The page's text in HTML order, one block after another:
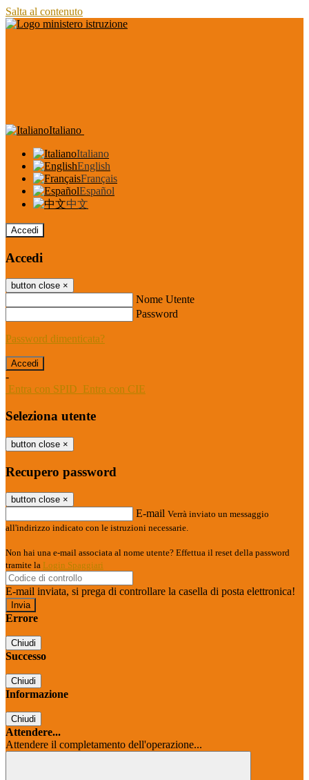
Salta al contenuto
Italiano
Italiano
English
Français
Español
中文
Accedi
Accedi
button close ×
Nome Utente
Password
Password dimenticata?
-
Entra con SPID Entra con CIE
Seleziona utente
button close ×
Recupero password
button close ×
E-mail Verrà inviato un messaggio
all'indirizzo indicato con le istruzioni necessarie.
Non hai una e-mail associata al nome utente? Effettua il reset della password
tramite la Login Spaggiari
E-mail inviata, si prega di controllare la casella di posta elettronica!
Errore
Chiudi
Successo
Chiudi
Informazione
Chiudi
Attendere...
Attendere il completamento dell'operazione...